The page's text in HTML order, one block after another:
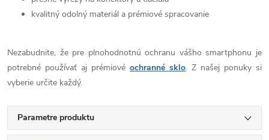
kvalitný odolný materiál a prémiové spracovanie
Nezabudnite, že pre plnohodnotnú ochranu vášho smartphonu je
potrebné používať aj prémiové ochranné sklo. Z našej ponuky si
vyberie určite každý.
Parametre produktu